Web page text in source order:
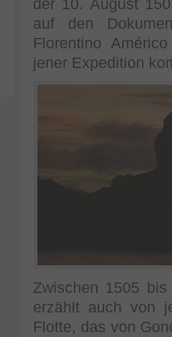
der 10. August
auf den
Florentino
jener Expedition
Zwischen 1505
erzählt auch von
Flotte, das von